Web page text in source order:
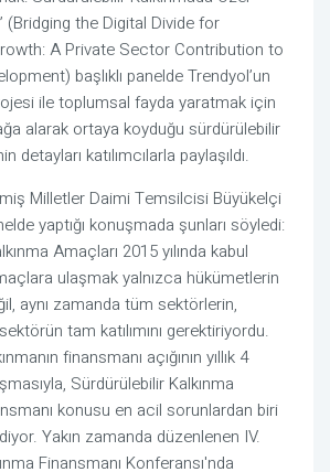
(Bridging the Digital Divide for
A Private Sector Contribution to
başlıklı panelde Trendyol’un
ile toplumsal fayda yaratmak için
alarak ortaya koyduğu sürdürülebilir
detayları katılımcılarla paylaşıldı.
Milletler Daimi Temsilcisi Büyükelçi
yaptığı konuşmada şunları söyledi:
Amaçları 2015 yılında kabul
ulaşmak yalnızca hükümetlerin
aynı zamanda tüm sektörlerin,
tam katılımını gerektiriyordu.
finansmanı açığının yıllık 4
Sürdürülebilir Kalkınma
konusu en acil sorunlardan biri
Yakın zamanda düzenlenen IV.
Finansmanı Konferansı'nda